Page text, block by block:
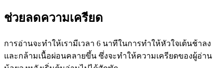
ช่วยลดความเครียด
การอ่านจะทำให้เรามีเวลา 6 นาทีในการทำให้หัวใจเต้นช้าลง
และกล้ามเนื้อผ่อนคลายขึ้น ซึ่งจะทำให้ความเครียดของผู้อ่าน